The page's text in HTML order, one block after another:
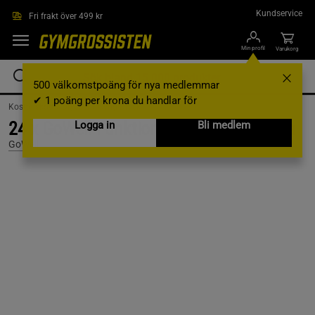
Fri frakt över 499 kr Kundservice
Min profil
500 välkomstpoäng för nya medlemmar
✔ 1 poäng per krona du handlar för
Logga in
Bli medlem
Varukorg
Kosttillskott /Drycker /Övrig Dryck
24 x GoWell Funktionsdryck 330 ml Cola
GoWell